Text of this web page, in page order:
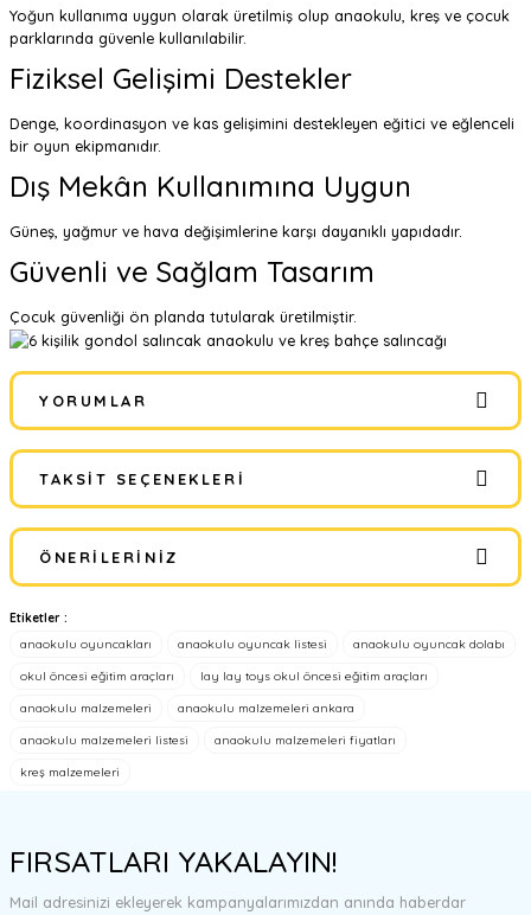
Yoğun kullanıma uygun olarak üretilmiş olup anaokulu, kreş ve çocuk
parklarında güvenle kullanılabilir.
Fiziksel Gelişimi Destekler
Denge, koordinasyon ve kas gelişimini destekleyen eğitici ve eğlenceli
bir oyun ekipmanıdır.
Dış Mekân Kullanımına Uygun
Güneş, yağmur ve hava değişimlerine karşı dayanıklı yapıdadır.
Güvenli ve Sağlam Tasarım
Çocuk güvenliği ön planda tutularak üretilmiştir.
YORUMLAR
Bu ürüne ilk yorumu siz yapın!
Yorum Yaz
TAKSIT SEÇENEKLERI
ÖNERILERINIZ
Bu ürünün fiyat bilgisi, resim, ürün açıklamalarında ve diğer
konularda yetersiz gördüğünüz noktaları öneri formunu kullanarak
tarafımıza iletebilirsiniz.
Ürün fiyatı diğer sitelerden daha pahalı.
Etiketler :
anaokulu oyuncakları
anaokulu oyuncak listesi anaokulu oyuncak dolabı
okul öncesi eğitim araçları lay lay toys okul öncesi eğitim araçları
anaokulu malzemeleri anaokulu malzemeleri ankara
anaokulu malzemeleri listesi anaokulu malzemeleri fiyatları
kreş malzemeleri
FIRSATLARI YAKALAYIN!
Mail adresinizi ekleyerek kampanyalarımızdan anında haberdar